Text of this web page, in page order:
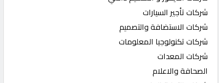
شركات تأجير السيارات
شركات الاستضافة والتصميم
شركات تكنولوجيا المعلومات
شركات المعدات
الصحافة والاعلام